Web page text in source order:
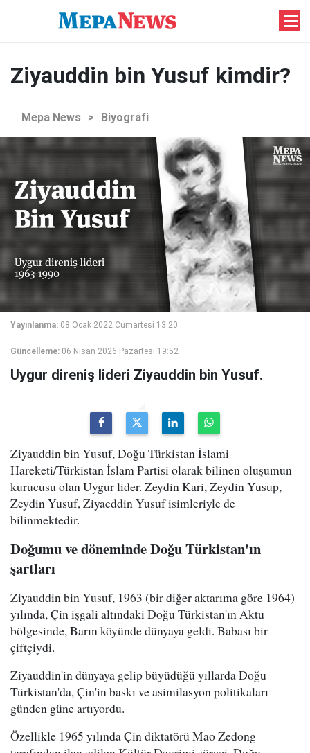
Ziyauddin bin Yusuf kimdir?
Mepa News > Biyografi
Yayınlanma: 08 Ocak 2022 Cumartesi 13:20
Güncelleme: 06 Nisan 2026 Pazartesi 19:52
Uygur direniş lideri Ziyauddin bin Yusuf.
Ziyauddin bin Yusuf, Doğu Türkistan İslami
Hareketi/Türkistan İslam Partisi olarak bilinen oluşumun
kurucusu olan Uygur lider. Zeydin Kari, Zeydin Yusup,
Zeydin Yusuf, Ziyaeddin Yusuf isimleriyle de
bilinmektedir.
Doğumu ve döneminde Doğu Türkistan'ın
şartları
Ziyauddin bin Yusuf, 1963 (bir diğer aktarıma göre 1964)
yılında, Çin işgali altındaki Doğu Türkistan'ın Aktu
bölgesinde, Barın köyünde dünyaya geldi. Babası bir
çiftçiydi.
Ziyauddin'in dünyaya gelip büyüdüğü yıllarda Doğu
Türkistan'da, Çin'in baskı ve asimilasyon politikaları
günden güne artıyordu.
Özellikle 1965 yılında Çin diktatörü Mao Zedong